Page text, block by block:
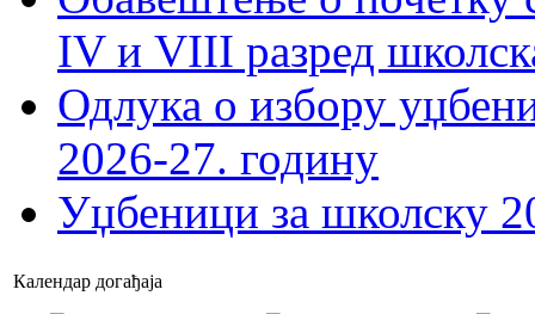
IV и VIII разред
Одлука о избору
2026-27. годину
Уџбеници за школску
Календар догађаја